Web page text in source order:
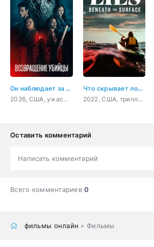
Он наблюдает за тобой
2026, США, ужасы, триллер
Что скрывает ложь
2022, США, триллер, драма
Оставить комментарий
Написать комментарий
Всего комментариев0
фильмы онлайн » Фильмы